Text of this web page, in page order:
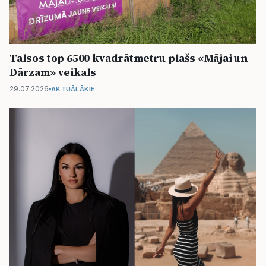
Talsos top 6500 kvadrātmetru plašs «Mājai un
Dārzam» veikals
29.07.2026 AKTUĀLĀKIE